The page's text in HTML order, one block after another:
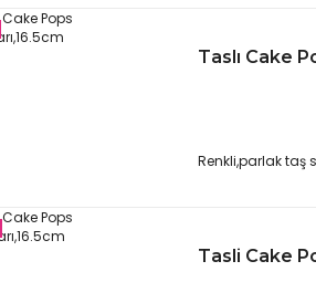
Taslı Cake
Renkli,parlak taş
Tasli Cake